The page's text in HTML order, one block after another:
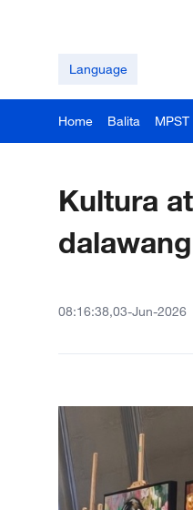
Language
Home Balita MPST
Kultura
08:16:38,03-Jun-2026